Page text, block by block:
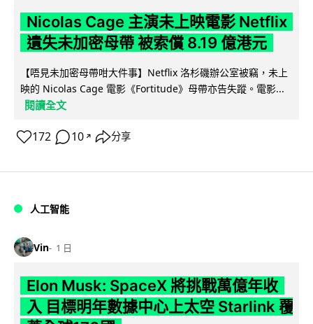
Nicolas Cage 主演未上映電影 Netflix
遺失未加密母帶 被索償 8.19 億港元
【唔見未加密母帶咁大件事】Netflix 洛杉磯辦公室被竊，未上
映的 Nicolas Cage 電影《Fortitude》母帶亦告失蹤。電影...
閱讀全文
172 10 ↗ 分享
人工智能
Vin 1 日
Elon Musk: SpaceX 將挑戰萬億年收
入 目標明年數據中心上太空 Starlink 覆